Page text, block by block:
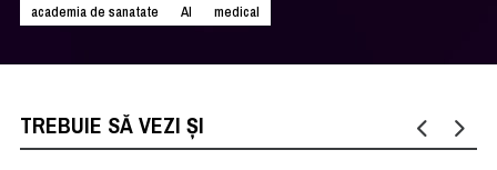
academia de sanatate AI medical
TREBUIE SĂ VEZI ȘI